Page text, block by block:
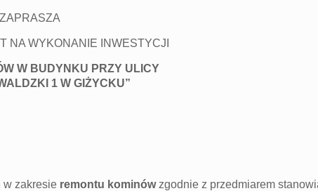
ZAPRASZA
NA WYKONANIE INWESTYCJI
W BUDYNKU PRZY ULICY
1 W GIŻYCKU”
w zakresie remontu kominów zgodnie z przedmiarem